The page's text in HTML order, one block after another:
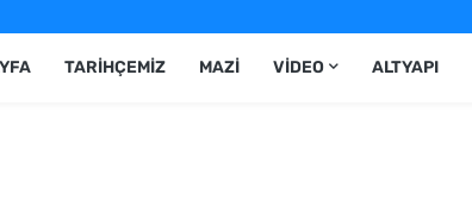
TARIHÇEMIZ MAZI VIDEO ALTYAPI